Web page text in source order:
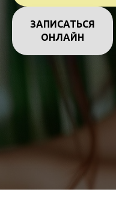
ЗАПИСАТЬСЯ
ОНЛАЙН